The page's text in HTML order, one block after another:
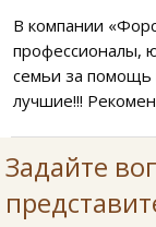
В компании
профессионалы,
семьи за помощь
лучшие!!!
Задайте